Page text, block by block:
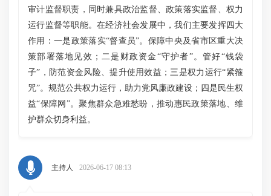
审计监督职责，同时兼具政治监督、政策落实监督、权力
运行监督等职能。在经济社会发展中，我们主要发挥四大
作用：一是政策落实“督查员”。保障中央及省市区重大决
策部署落地见效；二是财政资金“守护者”。管好“钱袋
子”，防范资金风险、提升使用效益；三是权力运行“紧箍
咒”。规范公共权力运行，助力党风廉政建设；四是民生权
益“保障网”。聚焦群众急难愁盼，推动惠民政策落地、维
护群众切身利益。
主持人 2026-06-17 08:13